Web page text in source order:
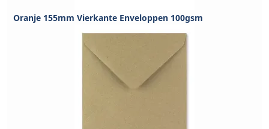
Oranje 155mm Vierkante Enveloppen 100gsm